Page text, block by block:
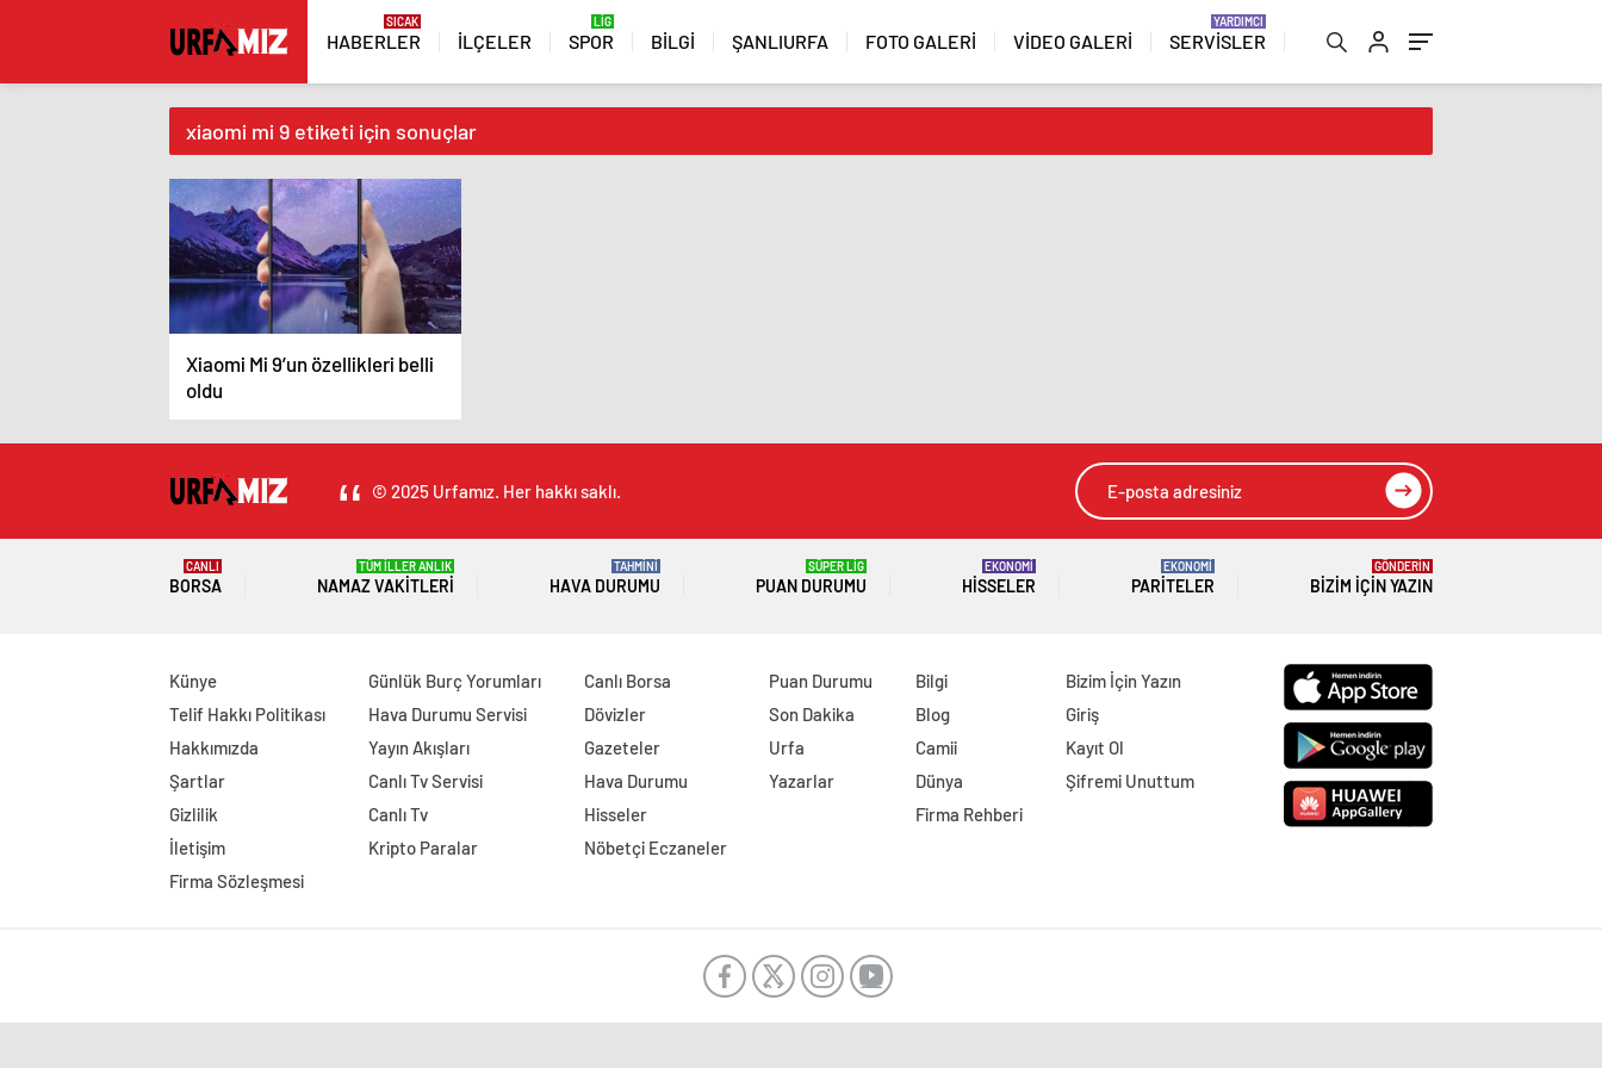
HABERLER İLÇELER SPOR BİLGİ ŞANLIURFA FOTO GALERİ VİDEO GALERİ SERVİSLER
xiaomi mi 9 etiketi için sonuçlar
Xiaomi Mi 9’un özellikleri belli
oldu
© 2025 Urfamız. Her hakkı saklı.
BORSA
CANLI
NAMAZ VAKITLERI
TÜM İLLER ANLIK
HAVA DURUMU
TAHMİNİ
PUAN DURUMU
SÜPER LİG
HISSELER
EKONOMİ
PARITELER
EKONOMİ
BIZIM İÇIN YAZIN
GÖNDERİN
Künye
Telif Hakkı Politikası
Hakkımızda
Şartlar
Gizlilik
İletişim
Firma Sözleşmesi
Günlük Burç Yorumları
Hava Durumu Servisi
Yayın Akışları
Canlı Tv Servisi
Canlı Tv
Kripto Paralar
Canlı Borsa
Dövizler
Gazeteler
Hava Durumu
Hisseler
Nöbetçi Eczaneler
Puan Durumu
Son Dakika
Urfa
Yazarlar
Bilgi
Blog
Camii
Dünya
Firma Rehberi
Bizim İçin Yazın
Giriş
Kayıt Ol
Şifremi Unuttum